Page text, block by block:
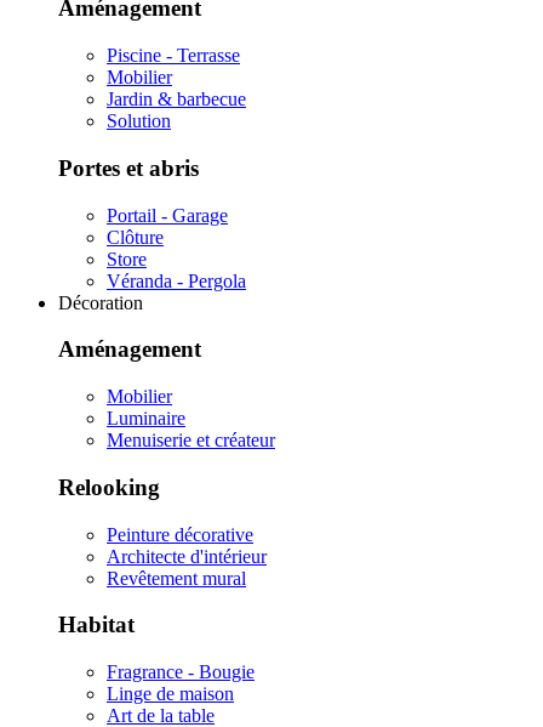
Aménagement
Piscine - Terrasse
Mobilier
Jardin & barbecue
Solution
Portes et abris
Portail - Garage
Clôture
Store
Véranda - Pergola
Décoration
Aménagement
Mobilier
Luminaire
Menuiserie et créateur
Relooking
Peinture décorative
Architecte d'intérieur
Revêtement mural
Habitat
Fragrance - Bougie
Linge de maison
Art de la table